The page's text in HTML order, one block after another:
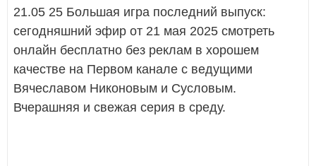
21.05 25 Большая игра последний выпуск:
сегодняшний эфир от 21 мая 2025 смотреть
онлайн бесплатно без реклам в хорошем
качестве на Первом канале с ведущими
Вячеславом Никоновым и Сусловым.
Вчерашняя и свежая серия в среду.